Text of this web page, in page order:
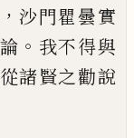
，沙門瞿曇實
。 我不得與
諸賢之勸說